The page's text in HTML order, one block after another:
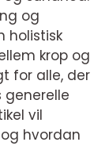
og
holistisk
krop og
for alle, der
generelle
vil
hvordan